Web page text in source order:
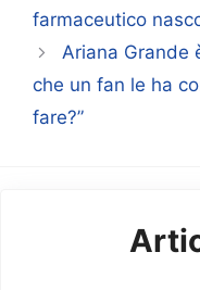
farmaceutico
Ariana Grande
che un fan le ha
fare?”